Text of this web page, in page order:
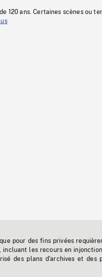
120 ans. Certaines scènes ou
pour des fins privées
incluant les recours en
des plans d'archives et des